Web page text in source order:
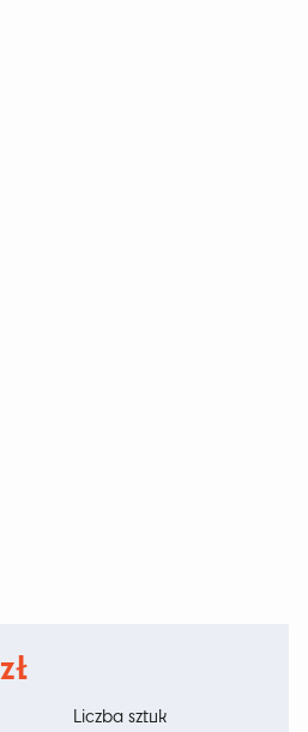
złZakres
cen:Liczba sztuk